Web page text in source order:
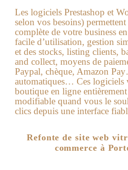
Les logiciels Prestashop et
selon vos besoins)
complète de votre business
facile d’utilisation, gestion
et des stocks, listing clients,
and collect, moyens de
Paypal, chèque, Amazon
automatiques… Ces logiciels
boutique en ligne entièrement
modifiable quand vous le
clics depuis une interface
Refonte de site web
commerce à